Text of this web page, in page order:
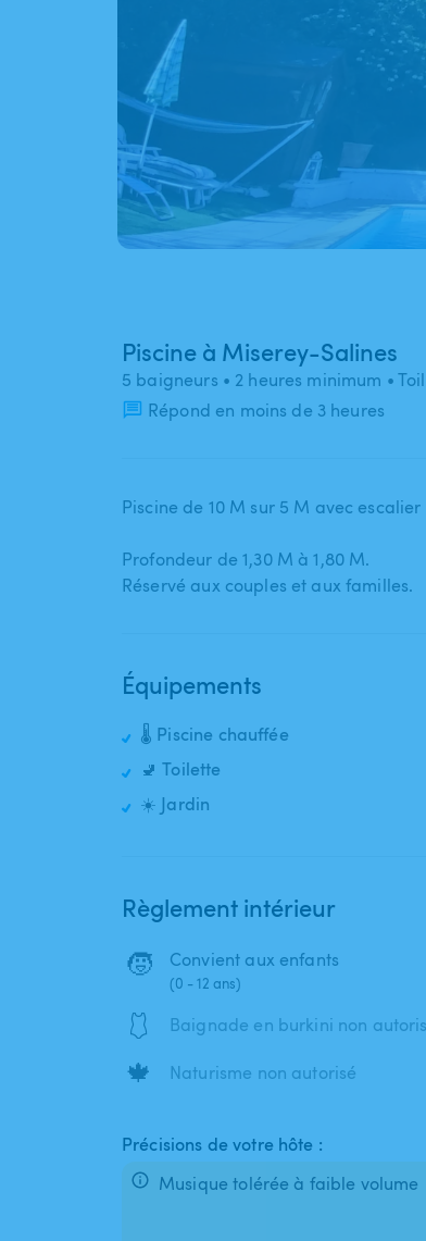
Piscine à Miserey-Salines
5 baigneurs • 2 heures minimum •
Répond en moins de 3 heures
Piscine de 10 M sur 5 M avec
Profondeur de 1​,​30 M à 1​,​80 M.
Réservé aux couples et aux familles.
Équipements
🌡️ Piscine chauffée
🚽 Toilette
☀️ Jardin
Règlement intérieur
🧒 Convient aux enfants
(0 - 12 ans)
🩱 Baignade en burkini non
🍁 Naturisme non autorisé
Précisions de votre hôte :
Musique tolérée à faible volume